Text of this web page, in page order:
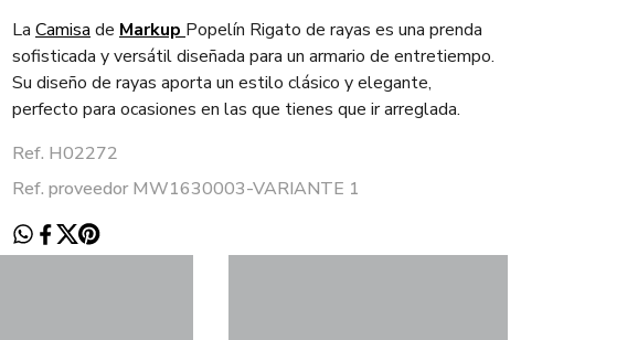
La Camisa de Markup Popelín Rigato de rayas es una prenda
sofisticada y versátil diseñada para un armario de entretiempo.
Su diseño de rayas aporta un estilo clásico y elegante,
perfecto para ocasiones en las que tienes que ir arreglada.
Ref. H02272
Ref. proveedor MW1630003-VARIANTE 1